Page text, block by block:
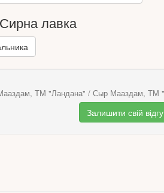
речовині -45%
коров'яче з використанням
молокозгортаючого сичужного
100 гр: 1535 кДж/360 ккал.
лавка
ТМ "Ландана" / Сыр Мааздам, ТМ
Залишити свій